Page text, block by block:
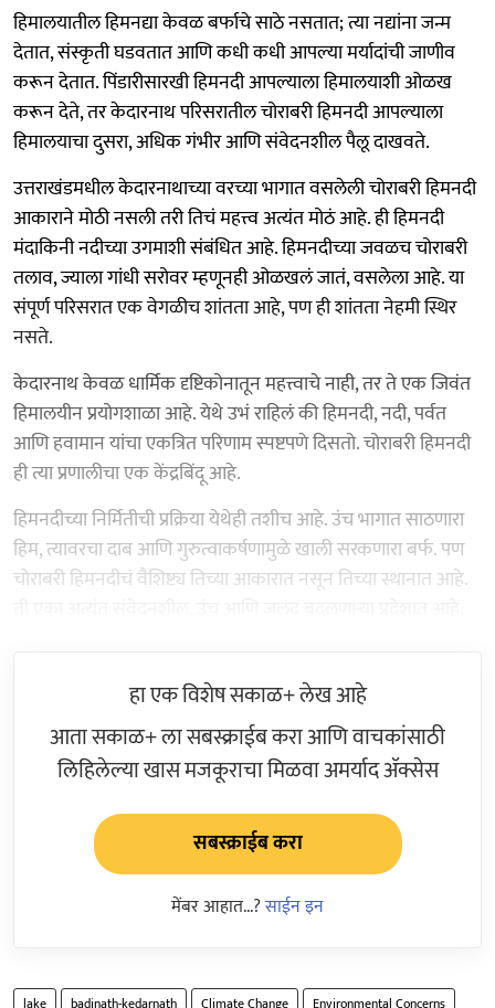
हिमालयातील हिमनद्या केवळ बर्फाचे साठे नसतात; त्या नद्यांना जन्म
देतात, संस्कृती घडवतात आणि कधी कधी आपल्या मर्यादांची जाणीव
करून देतात. पिंडारीसारखी हिमनदी आपल्याला हिमालयाशी ओळख
करून देते, तर केदारनाथ परिसरातील चोराबरी हिमनदी आपल्याला
हिमालयाचा दुसरा, अधिक गंभीर आणि संवेदनशील पैलू दाखवते.
उत्तराखंडमधील केदारनाथाच्या वरच्या भागात वसलेली चोराबरी हिमनदी
आकाराने मोठी नसली तरी तिचं महत्त्व अत्यंत मोठं आहे. ही हिमनदी
मंदाकिनी नदीच्या उगमाशी संबंधित आहे. हिमनदीच्या जवळच चोराबरी
तलाव, ज्याला गांधी सरोवर म्हणूनही ओळखलं जातं, वसलेला आहे. या
संपूर्ण परिसरात एक वेगळीच शांतता आहे, पण ही शांतता नेहमी स्थिर
नसते.
केदारनाथ केवळ धार्मिक दृष्टिकोनातून महत्त्वाचे नाही, तर ते एक जिवंत
हिमालयीन प्रयोगशाळा आहे. येथे उभं राहिलं की हिमनदी, नदी, पर्वत
आणि हवामान यांचा एकत्रित परिणाम स्पष्टपणे दिसतो. चोराबरी हिमनदी
ही त्या प्रणालीचा एक केंद्रबिंदू आहे.
हिमनदीच्या निर्मितीची प्रक्रिया येथेही तशीच आहे. उंच भागात साठणारा
हिम, त्यावरचा दाब आणि गुरुत्वाकर्षणामुळे खाली सरकणारा बर्फ. पण
चोराबरी हिमनदीचं वैशिष्ट्य तिच्या आकारात नसून तिच्या स्थानात आहे.
हा एक विशेष सकाळ+ लेख आहे
आता सकाळ+ ला सबस्क्राईब करा आणि वाचकांसाठी
लिहिलेल्या खास मजकूराचा मिळवा अमर्याद ॲक्सेस
सबस्क्राईब करा
मेंबर आहात...?साईन इन
lake badinath-kedarnath Climate Change Environmental Concerns